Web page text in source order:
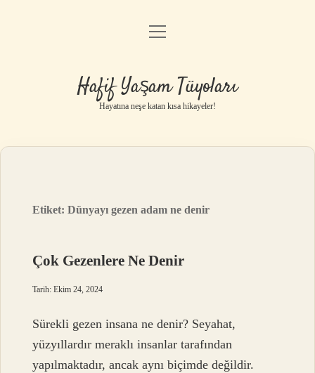
Anasayfa
Yasal Uyarı
menüyü
Hafif Yaşam Tüyoları
Hayatına neşe katan kısa hikayeler!
Etiket:Dünyayı gezen adam ne denir
Çok Gezenlere Ne Denir
Tarih: Ekim 24, 2024
Sürekli gezen insana ne denir? Seyahat,
yüzyıllardır meraklı insanlar tarafından
yapılmaktadır, ancak aynı biçimde değildir.